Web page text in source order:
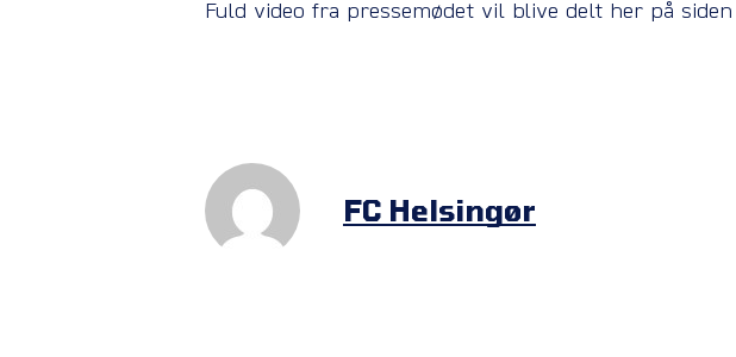
Fuld video fra pressemødet vil blive delt her på
FC Helsingør